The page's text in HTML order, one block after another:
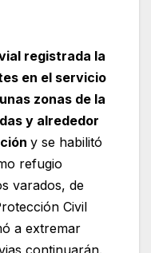
registrada la
en el servicio
zonas de la
y alrededor
y se habilitó
refugio
varados, de
Civil
a extremar